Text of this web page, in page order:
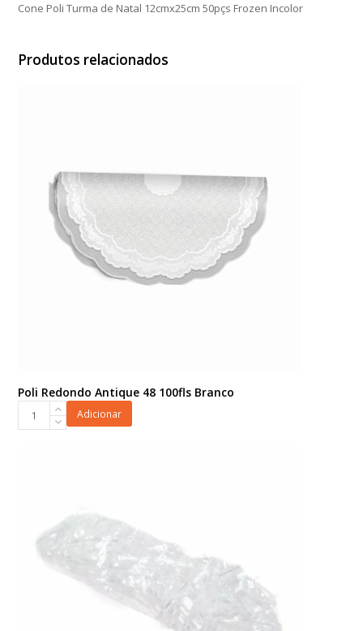
Cone Poli Turma de Natal 12cmx25cm 50pçs Frozen Incolor
Produtos relacionados
Poli Redondo Antique 48 100fls Branco
Redondo
Adicionar